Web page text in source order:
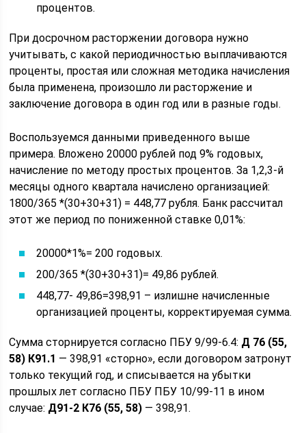
процентов.
При досрочном расторжении договора нужно
учитывать, с какой периодичностью выплачиваются
проценты, простая или сложная методика начисления
была применена, произошло ли расторжение и
заключение договора в один год или в разные годы.
Воспользуемся данными приведенного выше
примера. Вложено 20000 рублей под 9% годовых,
начисление по методу простых процентов. За 1,2,3-й
месяцы одного квартала начислено организацией:
1800/365 *(30+30+31) = 448,77 рубля. Банк рассчитал
этот же период по пониженной ставке 0,01%:
20000*1%= 200 годовых.
200/365 *(30+30+31)= 49,86 рублей.
448,77- 49,86=398,91 – излишне начисленные
организацией проценты, корректируемая сумма.
Сумма сторнируется согласно ПБУ 9/99-6.4: Д 76 (55,
58) К91.1 — 398,91 «сторно», если договором затронут
только текущий год, и списывается на убытки
прошлых лет согласно ПБУ ПБУ 10/99-11 в ином
случае: Д91-2 К76 (55, 58) — 398,91.